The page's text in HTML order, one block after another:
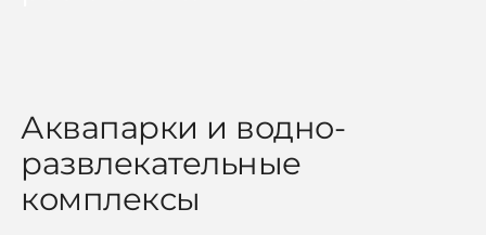
Аквапарки и водно-
развлекательные
комплексы